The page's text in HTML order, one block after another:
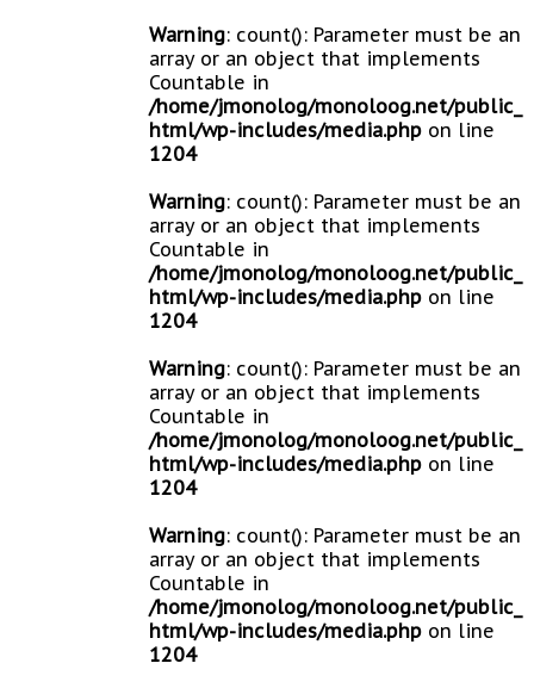
Warning: count(): Parameter must be an
array or an object that implements
Countable in
/home/jmonolog/monoloog.net/public_
html/wp-includes/media.php on line
1204
Warning: count(): Parameter must be an
array or an object that implements
Countable in
/home/jmonolog/monoloog.net/public_
html/wp-includes/media.php on line
1204
Warning: count(): Parameter must be an
array or an object that implements
Countable in
/home/jmonolog/monoloog.net/public_
html/wp-includes/media.php on line
1204
Warning: count(): Parameter must be an
array or an object that implements
Countable in
/home/jmonolog/monoloog.net/public_
html/wp-includes/media.php on line
1204